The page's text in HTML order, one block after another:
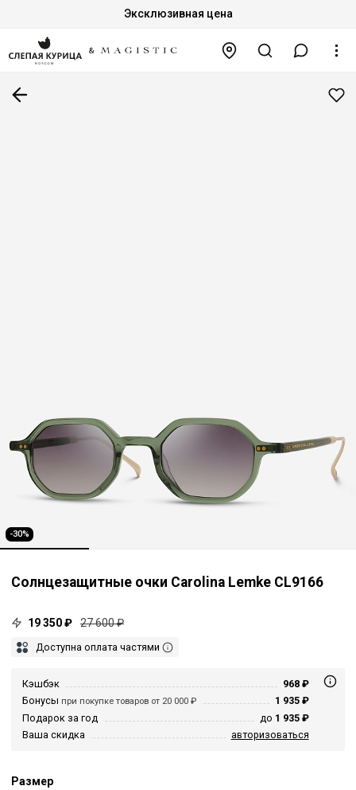
Эксклюзивная цена
-30%
Солнцезащитные очки Carolina Lemke CL9166
19 350 ₽ 27 600 ₽
Доступна оплата частями
Кэшбэк
968 ₽
Бонусы при покупке товаров от 20 000 ₽
1 935 ₽
Подарок за год
до 1 935 ₽
Ваша скидка
авторизоваться
Размер